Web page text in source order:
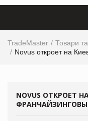
TradeMaster Товари
Novus откроет на
NOVUS ОТКРОЕТ